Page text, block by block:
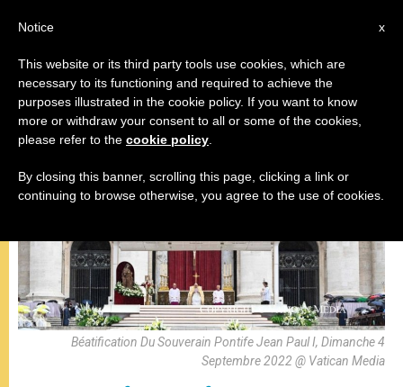
البابا فرنسيس, عظات ,قديسون وطوباويون
Béatification Du Souverain Pontife Jean Paul I, Dimanche 4
Septembre 2022 @ Vatican Media
x
Notice
This website or its third party tools use cookies, which are
necessary to its functioning and required to achieve the
purposes illustrated in the cookie policy. If you want to know
more or withdraw your consent to all or some of the cookies,
please refer to the cookie policy
By closing this banner, scrolling this page, clicking a link or
continuing to browse otherwise, you agree to the use of cookies.